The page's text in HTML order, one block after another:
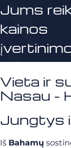
Jums
kainos
Vieta ir
Nasau -
Jungtys
Iš Bahamų